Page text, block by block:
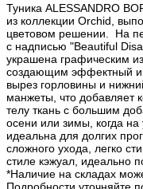
Туника ALESSANDRO
из коллекции Orchid,
цветовом решении. На
с надписью "Beautiful
украшена графическим
создающим эффектный и
вырез горловины и
манжеты, что добавляет
телу ткань с большим
осени или зимы, когда на
идеальна для долгих
сложного ухода, легко
стиле кэжуал, идеально
*Наличие на складах